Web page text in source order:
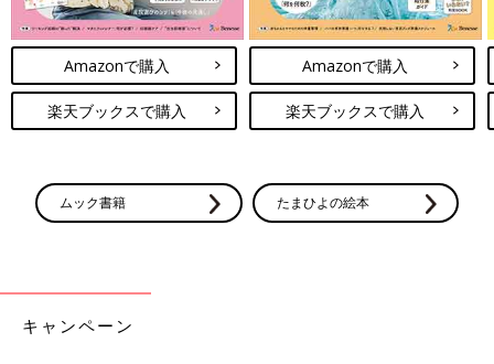
お気に入りの服、着心地の良い服は少し古くな
ってもなかなか手放しづらいですよね。なかな
かのお値段だった服も同じく……。ただそうし
ているとクローゼットはパンパンに。いずれは
手放さなければならないのですが、そのタイミ
ングを掴めない人もいるのではないでしょう
確かに、後悔のない人生を送れるわけではないので、その時々で
最善を考えていくしかないのですね。
川畑のぶこさん
Amazonで購入
楽天ブックスで購入
Amazonで購入
楽天ブックスで購入
ムック書籍 たまひよの絵本
キャンペーン